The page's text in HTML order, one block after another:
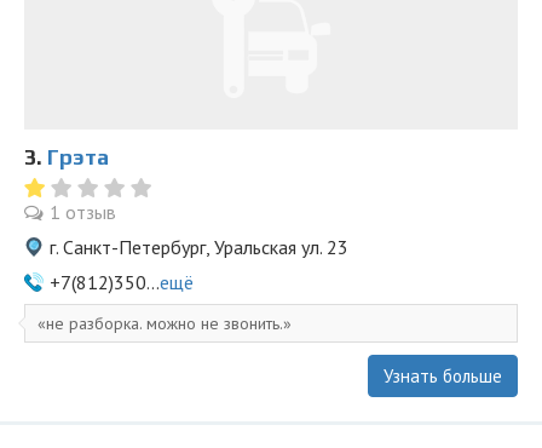
3. Грэта
1 отзыв
г. Санкт-Петербург, Уральская ул. 23
+7(812)350...ещё
не разборка. можно не звонить.
Узнать больше